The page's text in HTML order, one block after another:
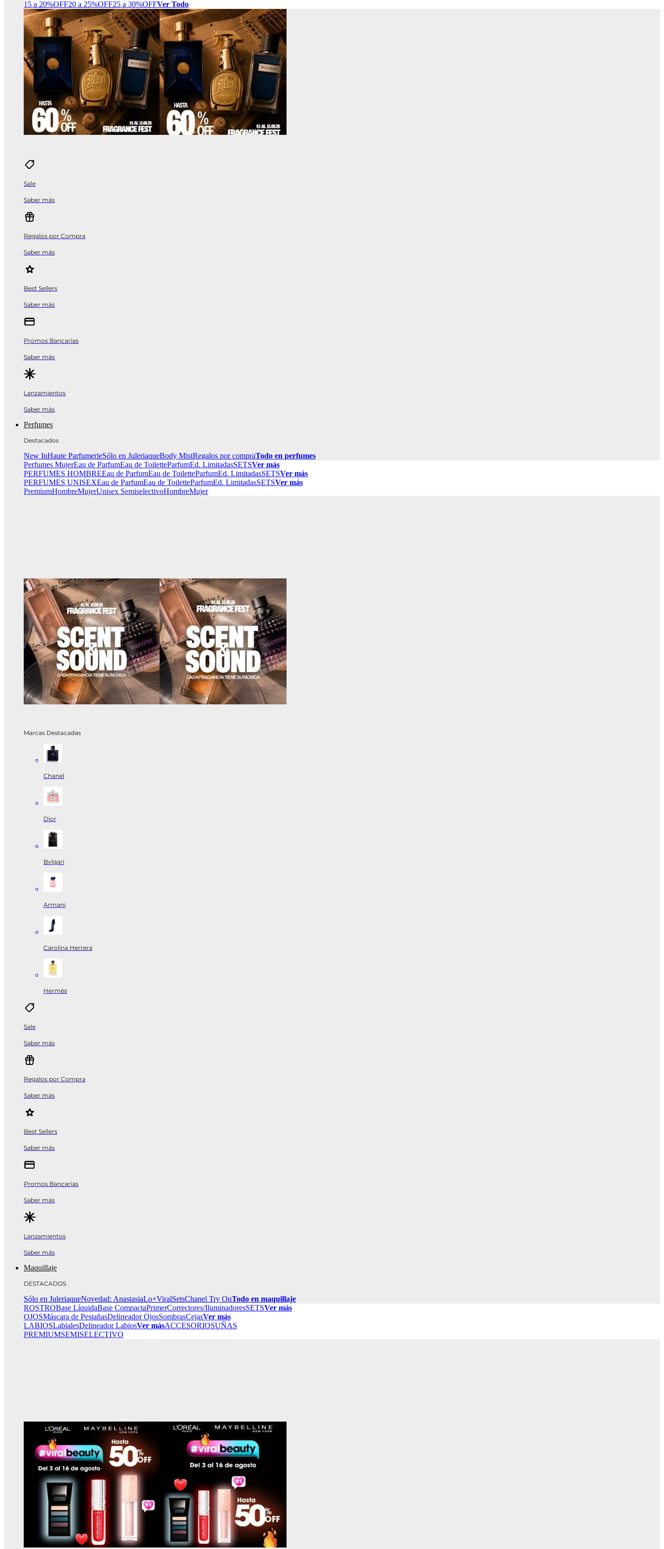
15 a 20%OFF20 a 25%OFF25 a 30%OFFVer Todo
Sale
Saber más
Regalos por Compra
Saber más
Best Sellers
Saber más
Promos Bancarias
Saber más
Lanzamientos
Saber más
Perfumes
Destacados
New InHaute ParfumerieSólo en JuleriaqueBody MistRegalos por compraTodo en perfumes
Perfumes MujerEau de ParfumEau de ToiletteParfumEd. LimitadasSETSVer más
PERFUMES HOMBREEau de ParfumEau de ToiletteParfumEd. LimitadasSETSVer más
PERFUMES UNISEXEau de ParfumEau de ToiletteParfumEd. LimitadasSETSVer más
PremiumHombreMujerUnisex SemiselectivoHombreMujer
Marcas Destacadas
Chanel
Dior
Bvlgari
Armani
Carolina Herrera
Hermès
Sale
Saber más
Regalos por Compra
Saber más
Best Sellers
Saber más
Promos Bancarias
Saber más
Lanzamientos
Saber más
Maquillaje
DESTACADOS
Sólo en JuleriaqueNovedad: AnastasiaLo+ViralSetsChanel Try OnTodo en maquillaje
ROSTROBase LíquidaBase CompactaPrimerCorrectores/IluminadoresSETSVer más
OJOSMáscara de PestañasDelineador OjosSombrasCejasVer más
LABIOSLabialesDelineador LabiosVer másACCESORIOSUÑAS
PREMIUMSEMISELECTIVO